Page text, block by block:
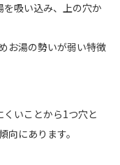
吸い込み、上の穴か
お湯の勢いが弱い特徴
いことから1つ穴と
にあります。